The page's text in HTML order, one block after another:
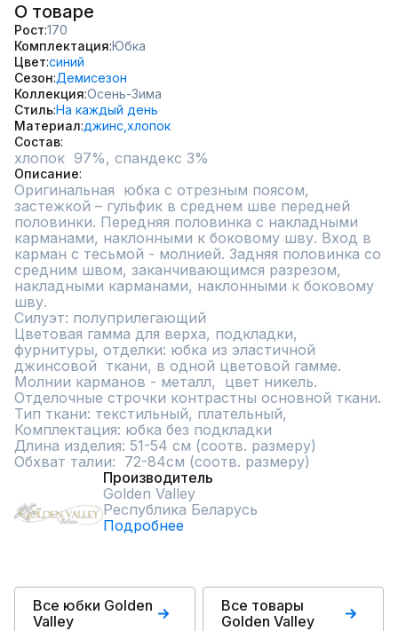
О товаре
Рост 170
Комплектация Юбка
Цвет синий
Сезон Демисезон
Коллекция Осень-Зима
СтильНа каждый день
Материал джинс, хлопок
Состав
хлопок  97%, спандекс 3%
Описание
Оригинальная  юбка с отрезным поясом,
застежкой – гульфик в среднем шве передней
половинки. Передняя половинка с накладными
карманами, наклонными к боковому шву. Вход в
карман с тесьмой - молнией. Задняя половинка со
средним швом, заканчивающимся разрезом,
накладными карманами, наклонными к боковому
шву.
Силуэт: полуприлегающий
Цветовая гамма для верха, подкладки,
фурнитуры, отделки: юбка из эластичной
джинсовой  ткани, в одной цветовой гамме.
Молнии карманов - металл,  цвет никель.
Отделочные строчки контрастны основной ткани.
Тип ткани: текстильный, плательный,
Комплектация: юбка без подкладки
Длина изделия: 51-54 см (соотв. размеру)
Обхват талии:  72-84см (соотв. размеру)
Производитель
Golden Valley
Республика Беларусь
Подробнее
Все юбки Golden
Valley
Все товары
Golden Valley